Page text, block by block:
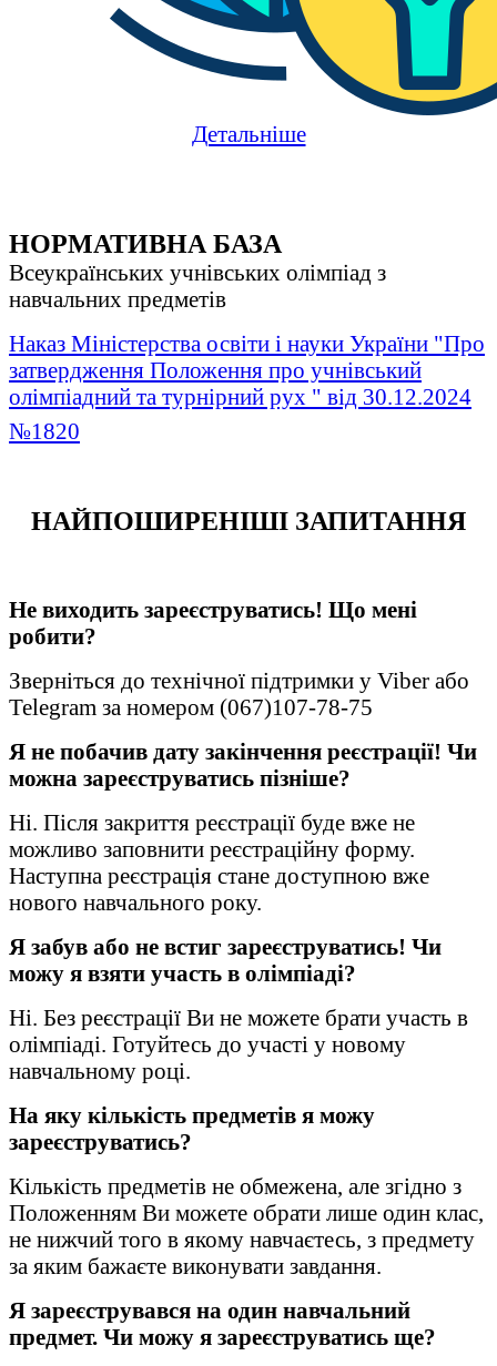
Детальніше
НОРМАТИВНА БАЗА
Всеукраїнських учнівських олімпіад з
навчальних предметів
Наказ Міністерства освіти і науки України "Про
затвердження Положення про учнівський
олімпіадний та турнірний рух " від 30.12.2024
№1820
НАЙПОШИРЕНІШІ ЗАПИТАННЯ
Не виходить зареєструватись! Що мені
робити?
Зверніться до технічної підтримки у Viber або
Telegram за номером (067)107-78-75
Я не побачив дату закінчення реєстрації! Чи
можна зареєструватись пізніше?
Ні. Після закриття реєстрації буде вже не
можливо заповнити реєстраційну форму.
Наступна реєстрація стане доступною вже
нового навчального року.
Я забув або не встиг зареєструватись! Чи
можу я взяти участь в олімпіаді?
Ні. Без реєстрації Ви не можете брати участь в
олімпіаді. Готуйтесь до участі у новому
навчальному році.
На яку кількість предметів я можу
зареєструватись?
Кількість предметів не обмежена, але згідно з
Положенням Ви можете обрати лише один клас,
не нижчий того в якому навчаєтесь, з предмету
за яким бажаєте виконувати завдання.
Я зареєструвався на один навчальний
предмет. Чи можу я зареєструватись ще?